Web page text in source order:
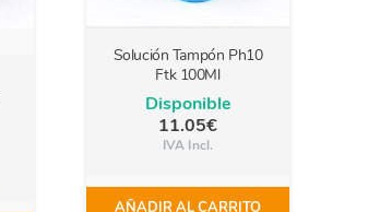
Solución Tampón Ph10
Ftk 100Ml
Disponible
11.05€
IVA Incl.
AÑADIR AL CARRITO